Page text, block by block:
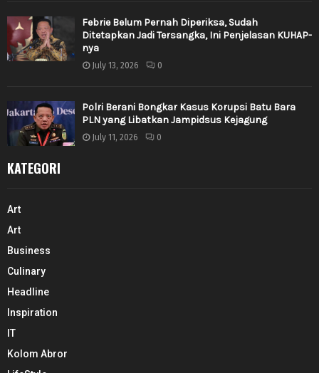
Febrie Belum Pernah Diperiksa, Sudah
Ditetapkan Jadi Tersangka, Ini Penjelasan KUHAP-
nya
July 13, 2026 0
Polri Berani Bongkar Kasus Korupsi Batu Bara
PLN yang Libatkan Jampidsus Kejagung
July 11, 2026 0
KATEGORI
Art
Art
Business
Culinary
Headline
Inspiration
IT
Kolom Abror